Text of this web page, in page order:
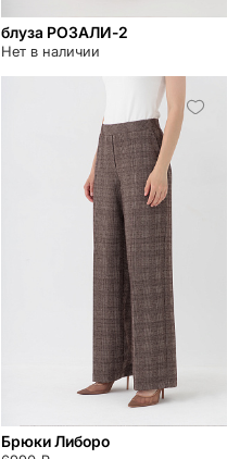
блуза РОЗАЛИ-2
Нет в наличии
Брюки Либоро